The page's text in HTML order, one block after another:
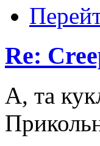
Re:
А, та